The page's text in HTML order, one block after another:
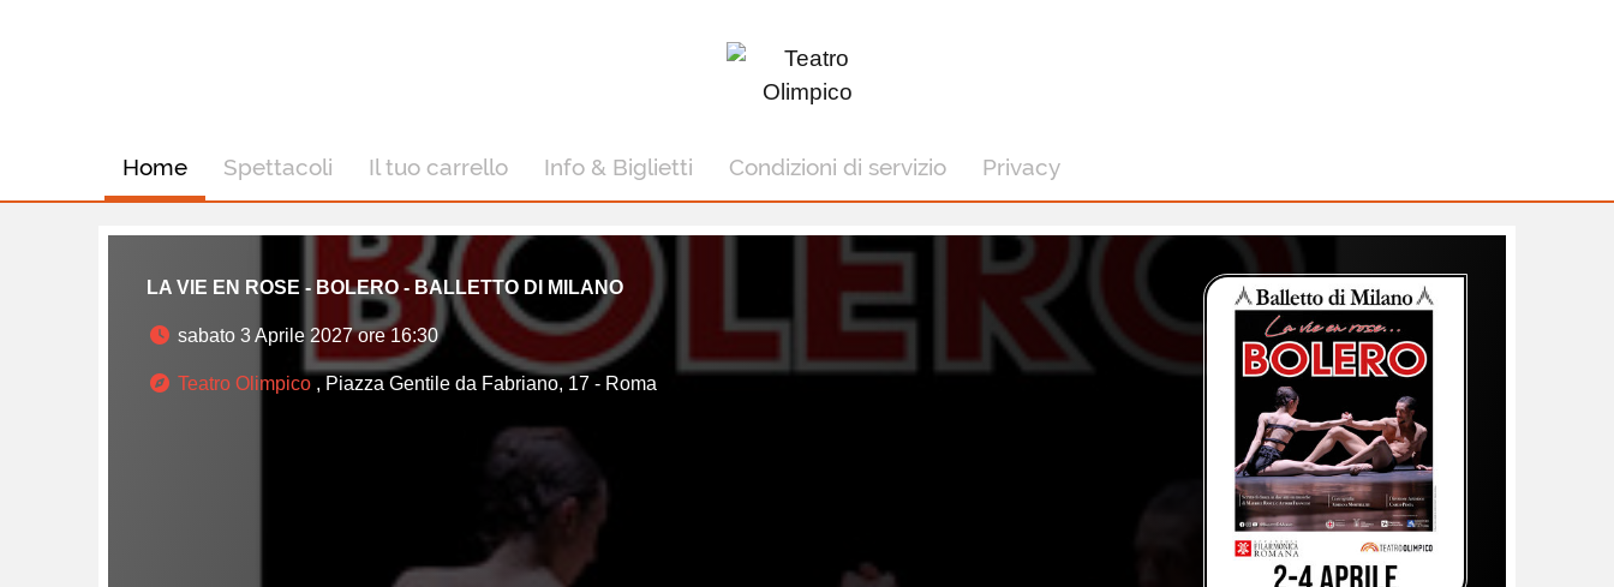
Home Spettacoli Il tuo carrello Info & Biglietti Condizioni di servizio Privacy
LA VIE EN ROSE - BOLERO - BALLETTO DI MILANO
sabato 3 Aprile 2027 ore 16:30
Teatro Olimpico , Piazza Gentile da Fabriano, 17 - Roma